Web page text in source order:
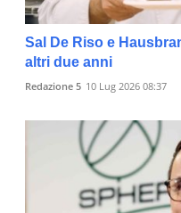
Sal De Riso e
altri due anni
Redazione 5 10 Lug 2026 08:37